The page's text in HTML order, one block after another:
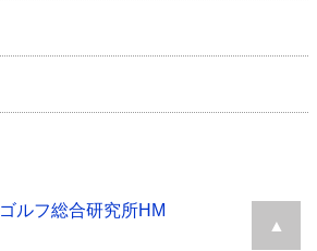
ゴルフ総合研究所HM
▲